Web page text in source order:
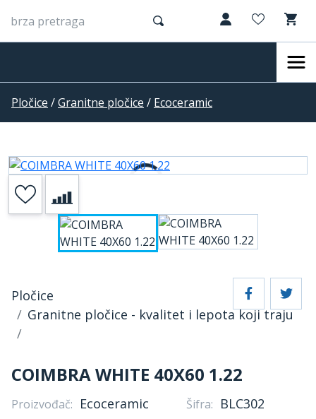
Pločice /Granitne pločice / Ecoceramic
Pločice
Granitne pločice - kvalitet i lepota koji traju
COIMBRA WHITE 40X60 1.22
Proizvođač: Ecoceramic Šifra: BLC302